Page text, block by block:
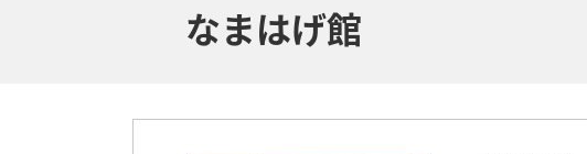
なまはげ館